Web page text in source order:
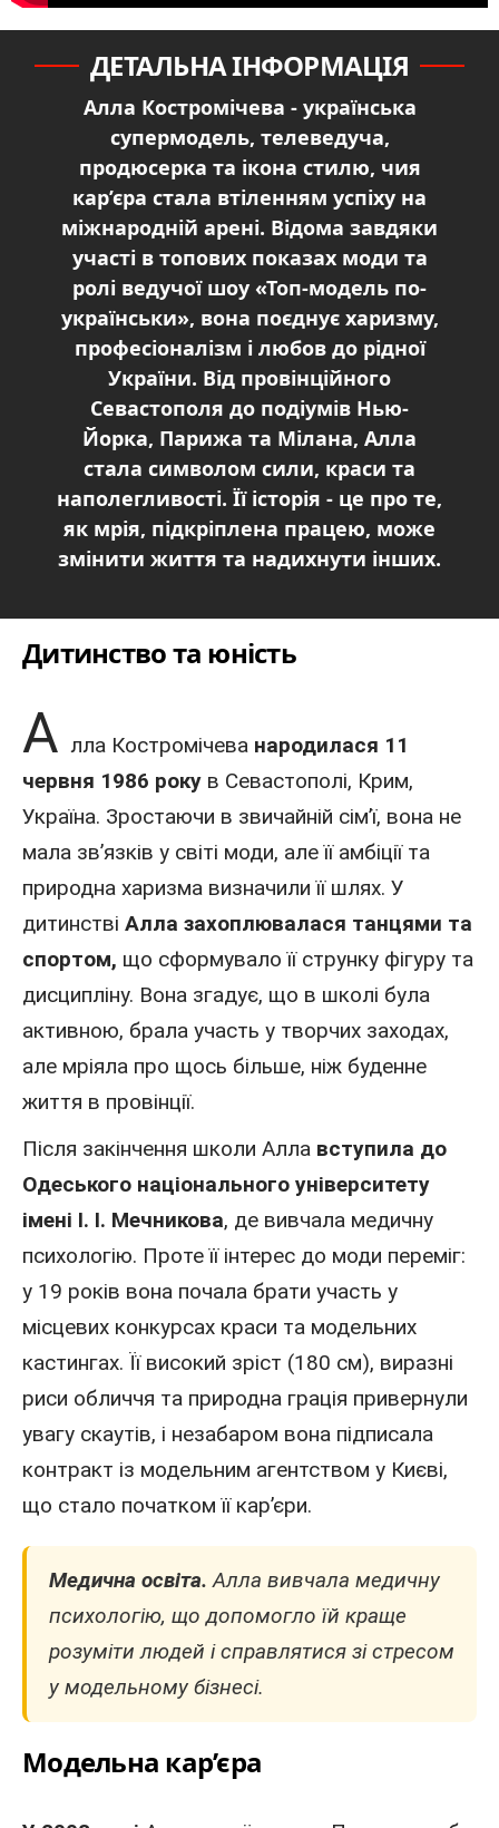
ДЕТАЛЬНА ІНФОРМАЦІЯ
Алла Костромічева - українська
супермодель, телеведуча,
продюсерка та ікона стилю, чия
кар’єра стала втіленням успіху на
міжнародній арені. Відома завдяки
участі в топових показах моди та
ролі ведучої шоу «Топ-модель по-
українськи», вона поєднує харизму,
професіоналізм і любов до рідної
України. Від провінційного
Севастополя до подіумів Нью-
Йорка, Парижа та Мілана, Алла
стала символом сили, краси та
наполегливості. Її історія - це про те,
як мрія, підкріплена працею, може
змінити життя та надихнути інших.
Дитинство та юність
А лла Костромічева народилася 11
червня 1986 року в Севастополі, Крим,
Україна. Зростаючи в звичайній сім’ї, вона не
мала зв’язків у світі моди, але її амбіції та
природна харизма визначили її шлях. У
дитинстві Алла захоплювалася танцями та
спортом, що сформувало її струнку фігуру та
дисципліну. Вона згадує, що в школі була
активною, брала участь у творчих заходах,
але мріяла про щось більше, ніж буденне
життя в провінції.
Після закінчення школи Алла вступила до
Одеського національного університету
імені І. І. Мечникова, де вивчала медичну
психологію. Проте її інтерес до моди переміг:
у 19 років вона почала брати участь у
місцевих конкурсах краси та модельних
кастингах. Її високий зріст (180 см), виразні
риси обличчя та природна грація привернули
увагу скаутів, і незабаром вона підписала
контракт із модельним агентством у Києві,
що стало початком її кар’єри.
Медична освіта. Алла вивчала медичну
психологію, що допомогло їй краще
розуміти людей і справлятися зі стресом
у модельному бізнесі.
Модельна кар’єра